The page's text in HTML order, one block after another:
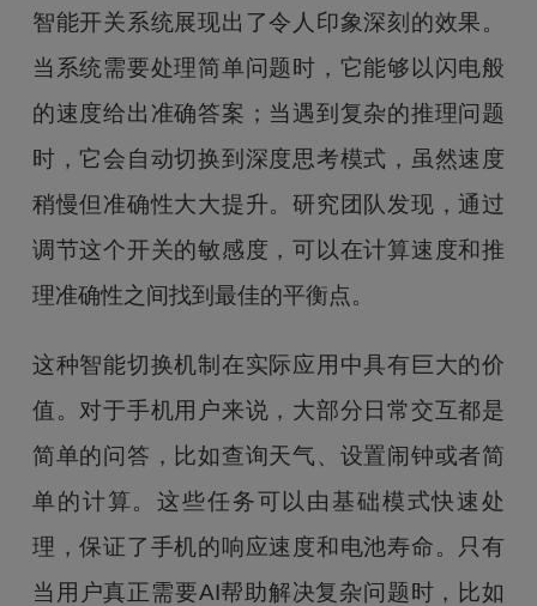
智能开关系统展现出了令人印象深刻的效果。
当系统需要处理简单问题时，它能够以闪电般
的速度给出准确答案；当遇到复杂的推理问题
时，它会自动切换到深度思考模式，虽然速度
稍慢但准确性大大提升。研究团队发现，通过
调节这个开关的敏感度，可以在计算速度和推
理准确性之间找到最佳的平衡点。
这种智能切换机制在实际应用中具有巨大的价
值。对于手机用户来说，大部分日常交互都是
简单的问答，比如查询天气、设置闹钟或者简
单的计算。这些任务可以由基础模式快速处
理，保证了手机的响应速度和电池寿命。只有
当用户真正需要AI帮助解决复杂问题时，比如